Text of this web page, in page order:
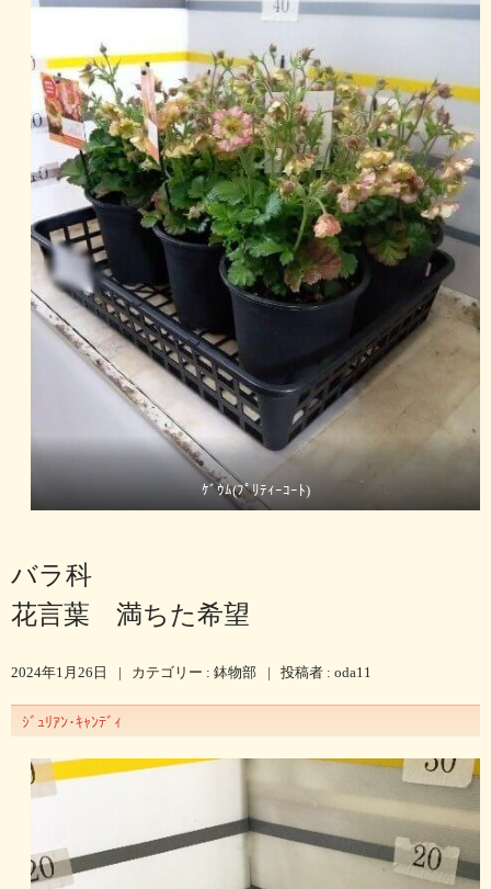
ｹﾞｳﾑ(ﾌﾟﾘﾃｨｰｺｰﾄ)
バラ科
花言葉 満ちた希望
2024年1月26日 | カテゴリー : 鉢物部 | 投稿者 : oda11
ｼﾞｭﾘｱﾝ･ｷｬﾝﾃﾞｨ